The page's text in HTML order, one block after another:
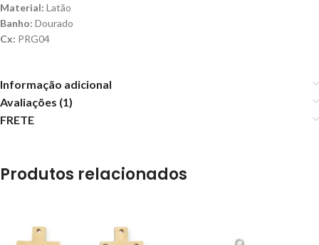
Material: Latão
Banho: Dourado
Cx: PRG04
Informação adicional
Avaliações (1)
FRETE
Produtos relacionados